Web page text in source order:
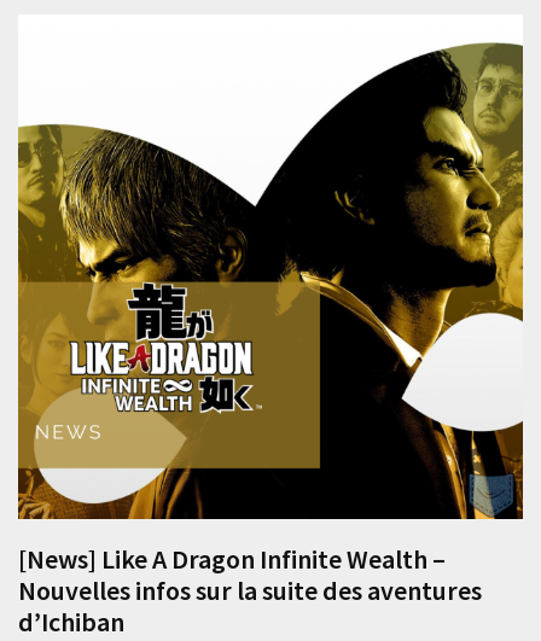
[News] Like A Dragon Infinite Wealth –
Nouvelles infos sur la suite des aventures
d’Ichiban